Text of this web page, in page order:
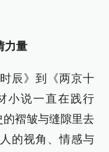
力量
辰》到《两京十
小说一直在践行
的褶皱与缝隙里去
的视角、情感与